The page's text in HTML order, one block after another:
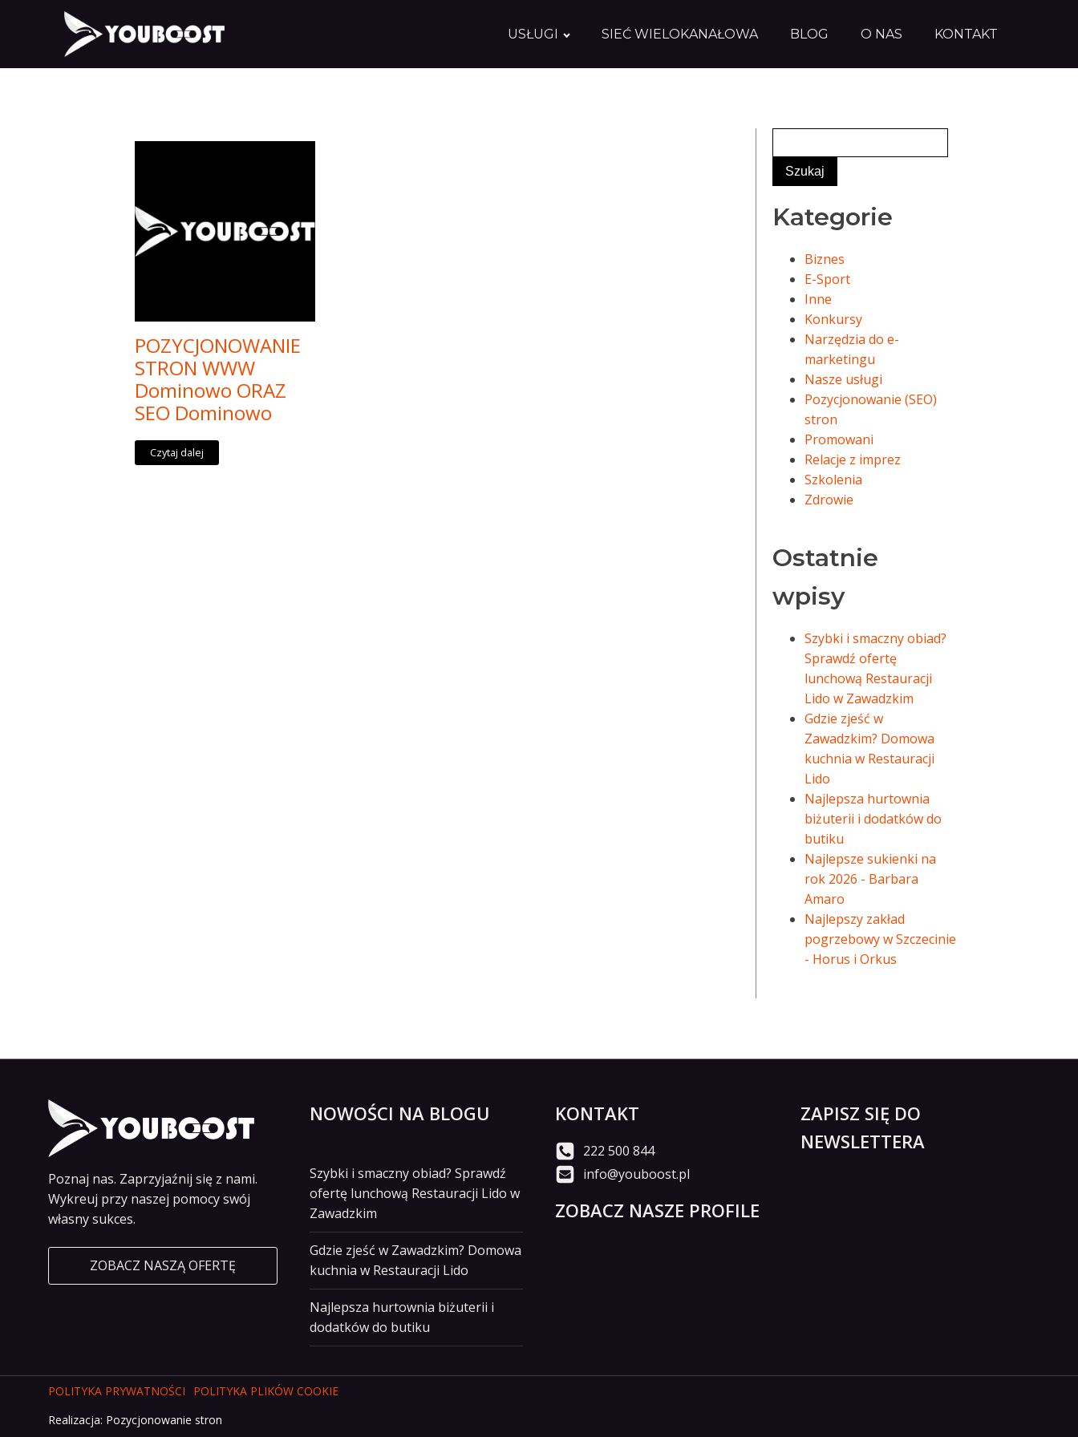
USŁUGI SIEĆ WIELOKANAŁOWA BLOG O NAS KONTAKT
POZYCJONOWANIE
STRON WWW
Dominowo ORAZ
SEO Dominowo
Czytaj dalej
Kategorie
Biznes
E-Sport
Inne
Konkursy
Narzędzia do e-
marketingu
Nasze usługi
Pozycjonowanie (SEO)
stron
Promowani
Relacje z imprez
Szkolenia
Zdrowie
Ostatnie
wpisy
Szybki i smaczny obiad?
Sprawdź ofertę
lunchową Restauracji
Lido w Zawadzkim
Gdzie zjeść w
Zawadzkim? Domowa
kuchnia w Restauracji
Lido
Najlepsza hurtownia
biżuterii i dodatków do
butiku
Najlepsze sukienki na
rok 2026 - Barbara
Amaro
Najlepszy zakład
pogrzebowy w Szczecinie
- Horus i Orkus
Poznaj nas. Zaprzyjaźnij się z nami.
Wykreuj przy naszej pomocy swój
własny sukces.
ZOBACZ NASZĄ OFERTĘ
NOWOŚCI NA BLOGU
Szybki i smaczny obiad? Sprawdź
ofertę lunchową Restauracji Lido w
Zawadzkim
Gdzie zjeść w Zawadzkim? Domowa
kuchnia w Restauracji Lido
Najlepsza hurtownia biżuterii i
dodatków do butiku
KONTAKT
222 500 844
info@youboost.pl
ZOBACZ NASZE PROFILE
ZAPISZ SIĘ DO
NEWSLETTERA
POLITYKA PRYWATNOŚCI
POLITYKA PLIKÓW COOKIE
Realizacja: Pozycjonowanie stron